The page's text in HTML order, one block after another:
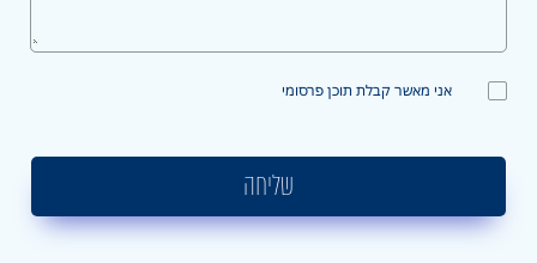
אני מאשר קבלת תוכן פרסומי
שליחה